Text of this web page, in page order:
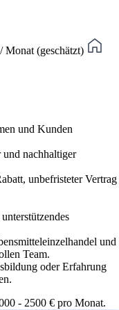
Monat (geschätzt)
und Kunden
nachhaltiger
unbefristeter Vertrag
und
Team.
oder Erfahrung
- 2500 € pro Monat.